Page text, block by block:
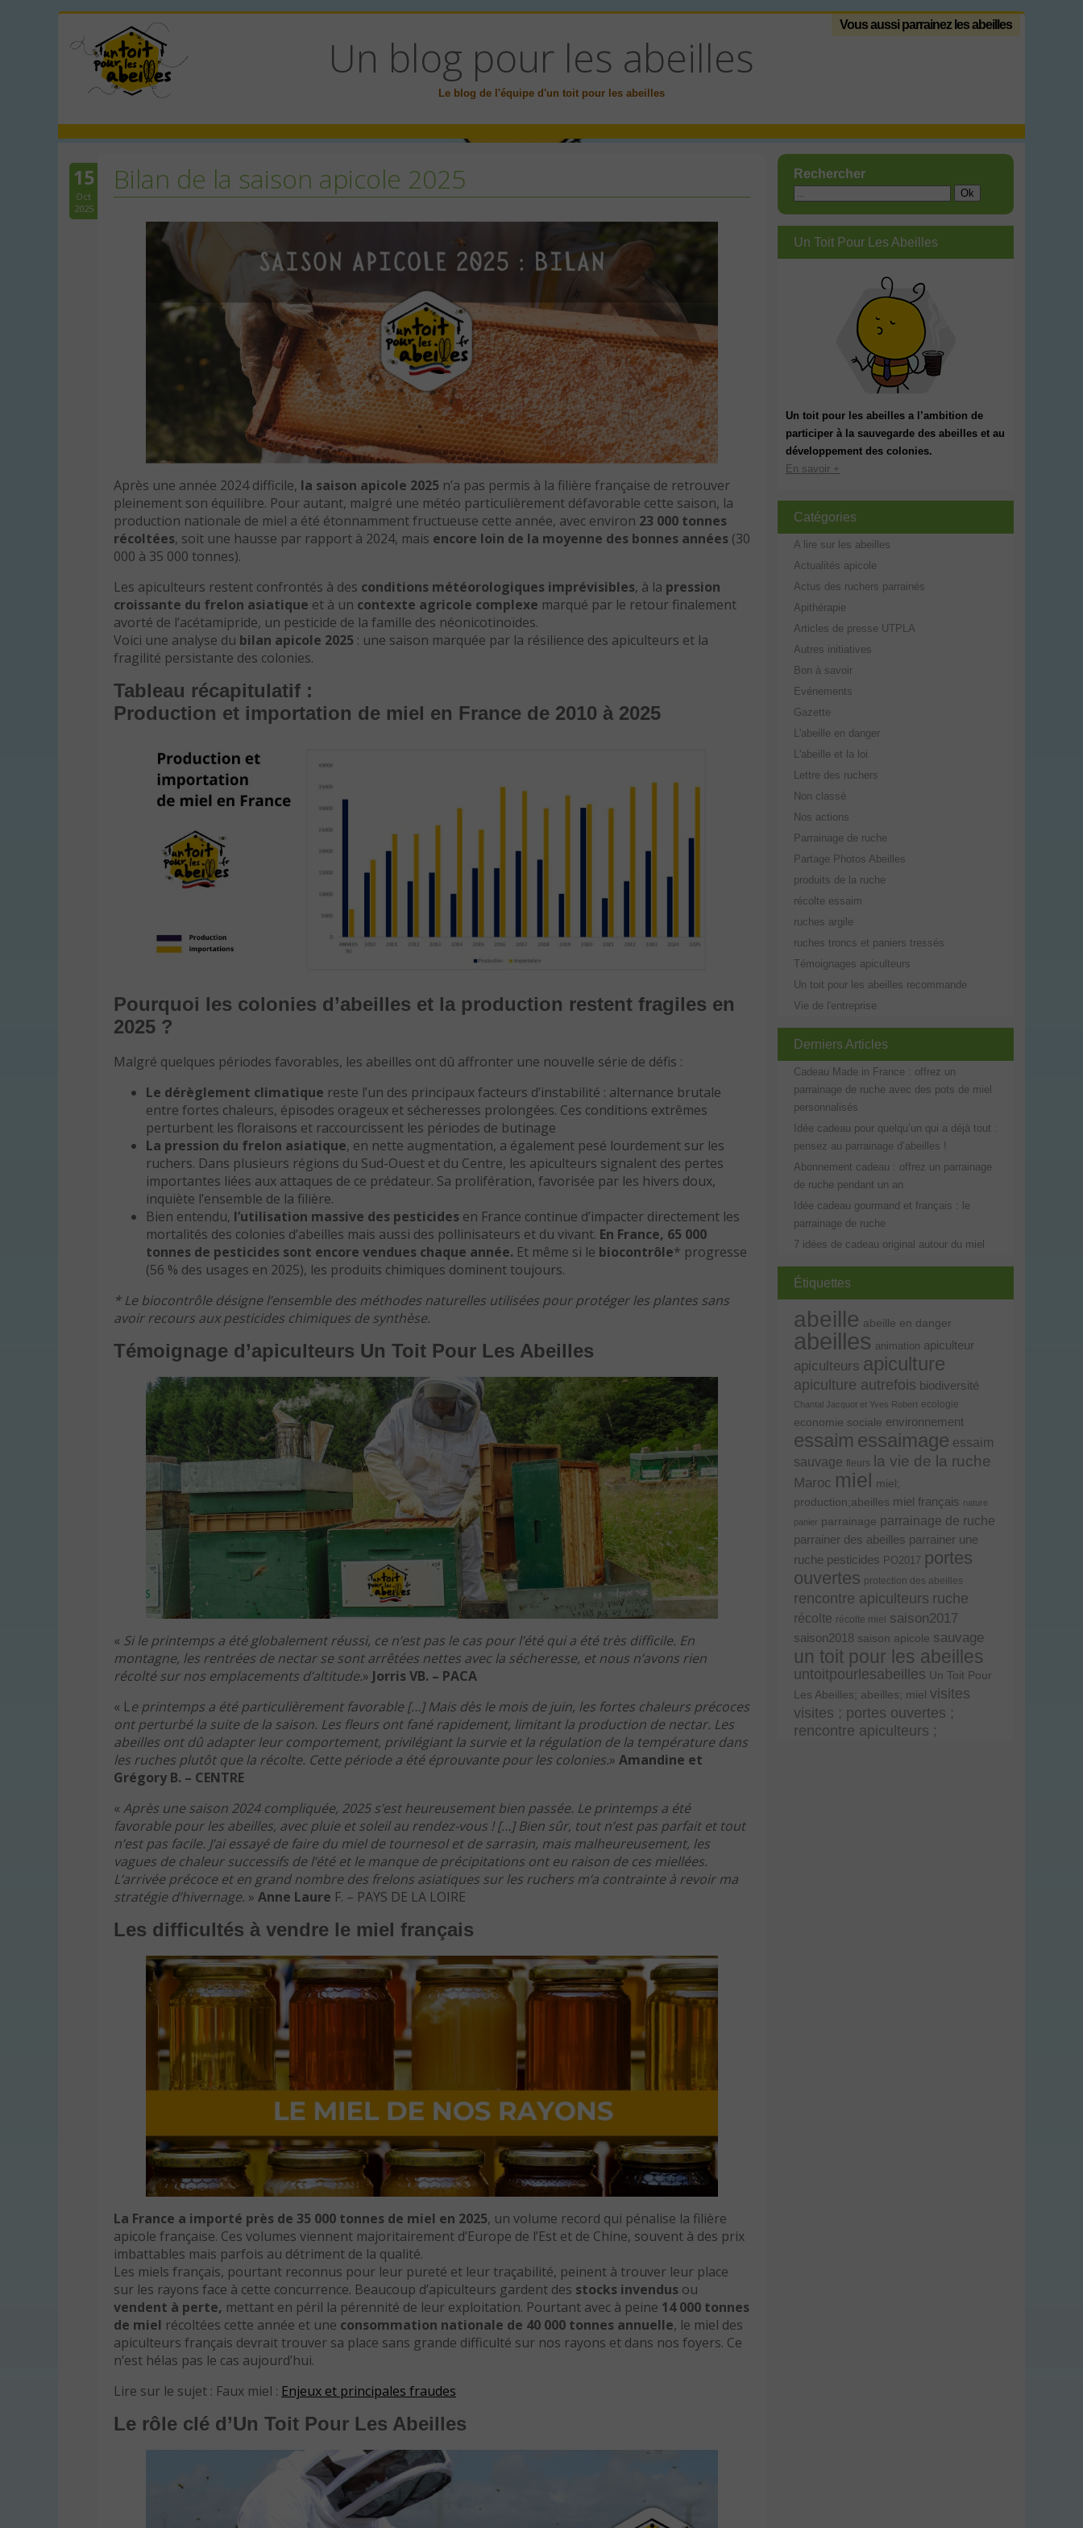
Vous aussi parrainez les abeilles
Un blog pour les abeilles
Le blog de l'équipe d'un toit pour les abeilles
15
Oct
2025
Bilan de la saison apicole 2025
Après une année 2024 difficile, la saison apicole 2025 n’a pas permis à la filière française de retrouver
pleinement son équilibre. Pour autant, malgré une météo particulièrement défavorable cette saison, la
production nationale de miel a été étonnamment fructueuse cette année, avec environ 23 000 tonnes
récoltées, soit une hausse par rapport à 2024, mais encore loin de la moyenne des bonnes années (30
000 à 35 000 tonnes).
Les apiculteurs restent confrontés à des conditions météorologiques imprévisibles, à la pression
croissante du frelon asiatique et à un contexte agricole complexe marqué par le retour finalement
avorté de l’acétamipride, un pesticide de la famille des néonicotinoïdes.
Voici une analyse du bilan apicole 2025 : une saison marquée par la résilience des apiculteurs et la
fragilité persistante des colonies.
Tableau récapitulatif :
Production et importation de miel en France de 2010 à 2025
Pourquoi les colonies d’abeilles et la production restent fragiles en
2025 ?
Malgré quelques périodes favorables, les abeilles ont dû affronter une nouvelle série de défis :
Le dérèglement climatique reste l’un des principaux facteurs d’instabilité : alternance brutale
entre fortes chaleurs, épisodes orageux et sécheresses prolongées. Ces conditions extrêmes
perturbent les floraisons et raccourcissent les périodes de butinage
La pression du frelon asiatique, en nette augmentation, a également pesé lourdement sur les
ruchers. Dans plusieurs régions du Sud-Ouest et du Centre, les apiculteurs signalent des pertes
importantes liées aux attaques de ce prédateur. Sa prolifération, favorisée par les hivers doux,
inquiète l’ensemble de la filière.
Bien entendu, l’utilisation massive des pesticides en France continue d’impacter directement les
mortalités des colonies d’abeilles mais aussi des pollinisateurs et du vivant. En France, 65 000
tonnes de pesticides sont encore vendues chaque année. Et même si le biocontrôle* progresse
(56 % des usages en 2025), les produits chimiques dominent toujours.
* Le biocontrôle désigne l’ensemble des méthodes naturelles utilisées pour protéger les plantes sans
avoir recours aux pesticides chimiques de synthèse.
Témoignage d’apiculteurs Un Toit Pour Les Abeilles
« Si le printemps a été globalement réussi, ce n’est pas le cas pour l’été qui a été très difficile. En
montagne, les rentrées de nectar se sont arrêtées nettes avec la sécheresse, et nous n’avons rien
récolté sur nos emplacements d’altitude.» Jorris VB. – PACA
« Le printemps a été particulièrement favorable […] Mais dès le mois de juin, les fortes chaleurs précoces
ont perturbé la suite de la saison. Les fleurs ont fané rapidement, limitant la production de nectar. Les
abeilles ont dû adapter leur comportement, privilégiant la survie et la régulation de la température dans
les ruches plutôt que la récolte. Cette période a été éprouvante pour les colonies.» Amandine et
Grégory B. – CENTRE
« Après une saison 2024 compliquée, 2025 s’est heureusement bien passée. Le printemps a été
favorable pour les abeilles, avec pluie et soleil au rendez-vous ! […] Bien sûr, tout n’est pas parfait et tout
n’est pas facile. J’ai essayé de faire du miel de tournesol et de sarrasin, mais malheureusement, les
vagues de chaleur successifs de l’été et le manque de précipitations ont eu raison de ces miellées.
L’arrivée précoce et en grand nombre des frelons asiatiques sur les ruchers m’a contrainte à revoir ma
stratégie d’hivernage. » Anne Laure F. – PAYS DE LA LOIRE
Les difficultés à vendre le miel français
La France a importé près de 35 000 tonnes de miel en 2025, un volume record qui pénalise la filière
apicole française. Ces volumes viennent majoritairement d’Europe de l’Est et de Chine, souvent à des prix
imbattables mais parfois au détriment de la qualité.
Les miels français, pourtant reconnus pour leur pureté et leur traçabilité, peinent à trouver leur place
sur les rayons face à cette concurrence. Beaucoup d’apiculteurs gardent des stocks invendus ou
vendent à perte, mettant en péril la pérennité de leur exploitation. Pourtant avec à peine 14 000 tonnes
de miel récoltées cette année et une consommation nationale de 40 000 tonnes annuelle, le miel des
apiculteurs français devrait trouver sa place sans grande difficulté sur nos rayons et dans nos foyers. Ce
n’est hélas pas le cas aujourd’hui.
Lire sur le sujet : Faux miel : Enjeux et principales fraudes
Le rôle clé d’Un Toit Pour Les Abeilles
Rechercher
Un Toit Pour Les Abeilles
Un toit pour les abeilles a l’ambition de
participer à la sauvegarde des abeilles et au
développement des colonies.
En savoir +
Catégories
A lire sur les abeilles
Actualités apicole
Actus des ruchers parrainés
Apithérapie
Articles de presse UTPLA
Autres initiatives
Bon à savoir
Evénements
Gazette
L'abeille en danger
L'abeille et la loi
Lettre des ruchers
Non classé
Nos actions
Parrainage de ruche
Partage Photos Abeilles
produits de la ruche
récolte essaim
ruches argile
ruches troncs et paniers tressés
Témoignages apiculteurs
Un toit pour les abeilles recommande
Vie de l'entreprise
Derniers Articles
Cadeau Made in France : offrez un
parrainage de ruche avec des pots de miel
personnalisés
Idée cadeau pour quelqu’un qui a déjà tout :
pensez au parrainage d’abeilles !
Abonnement cadeau : offrez un parrainage
de ruche pendant un an
Idée cadeau gourmand et français : le
parrainage de ruche
7 idées de cadeau original autour du miel
Étiquettes
abeille abeille en danger
abeilles animation apiculteur
apiculteurs apiculture
apiculture autrefois biodiversité
Chantal Jacquot et Yves Robert ecologie
economie sociale environnement
essaim essaimage essaim
sauvage fleurs la vie de la ruche
Maroc miel
miel;
production;abeilles miel français nature
panier parrainage parrainage de ruche
parrainer des abeilles parrainer une
ruche pesticides PO2017 portes
ouvertes protection des abeilles
rencontre apiculteurs ruche
récolte récolte miel saison2017
saison2018 saison apicole sauvage
un toit pour les abeilles
untoitpourlesabeilles Un Toit Pour
Les Abeilles; abeilles; miel visites
visites ; portes ouvertes ;
rencontre apiculteurs ;